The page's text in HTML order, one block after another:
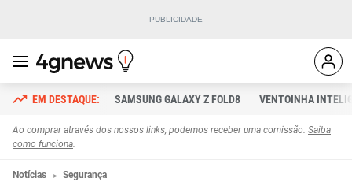
SAMSUNG GALAXY Z FOLD8 VENTOINHA
Ao comprar através dos nossos links, podemos receber uma comissão. Saiba
como funciona.
Notícias Segurança